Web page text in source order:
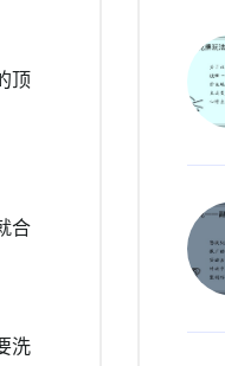
顶
合
洗